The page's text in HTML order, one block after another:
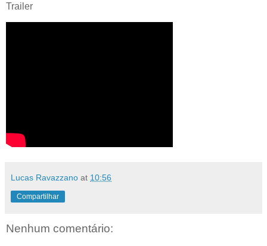
Trailer
Lucas Ravazzano at 10:56
Compartilhar
Nenhum comentário: